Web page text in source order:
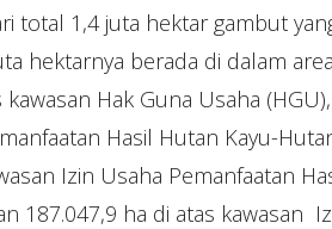
total 1,4 juta hektar gambut
hektarnya berada di dalam
Hak Guna Usaha
Hasil Hutan Kayu-
Izin Usaha Pemanfaatan
187.047,9 ha di atas kawasan